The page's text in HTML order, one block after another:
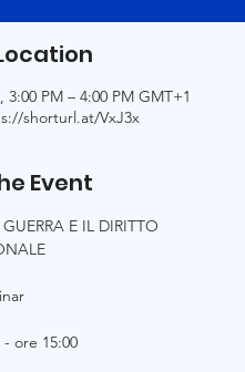
3:00 PM – 4:00 PM GMT+1
shorturl.at/VxJ3x
Event
E IL DIRITTO
ore 15:00